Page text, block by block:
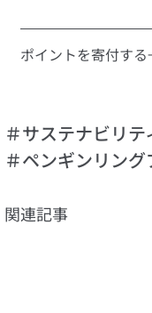
ポイントを寄付す
＃サステナビリテ
＃ペンギンリン
関連記事